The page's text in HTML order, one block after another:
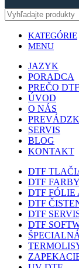
KATEGÓRIE
MENU
JAZYK
PORADCA
PREČO
ÚVOD
O NÁS
SERVIS
BLOG
KONTAKT
DTF
DTF FARBY
DTF FÓLIE
DTF
DTF
DTF